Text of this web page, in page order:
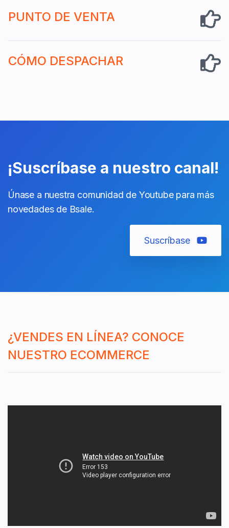
PUNTO DE VENTA
CÓMO DESPACHAR
¡Suscríbase a nuestro canal!
Únase a nuestra comunidad de Youtube para más
novedades de Bsale.
Suscríbase
¿VENDES EN LÍNEA? CONOCE
NUESTRO ECOMMERCE